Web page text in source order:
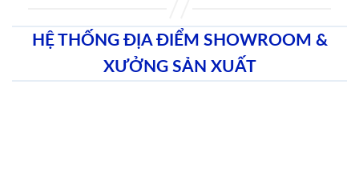
HỆ THỐNG ĐỊA ĐIỂM SHOWROOM &
XƯỞNG SẢN XUẤT